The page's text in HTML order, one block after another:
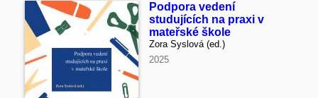
Podpora vedení
studujících na praxi v
mateřské škole
Zora Syslová (ed.)
2025